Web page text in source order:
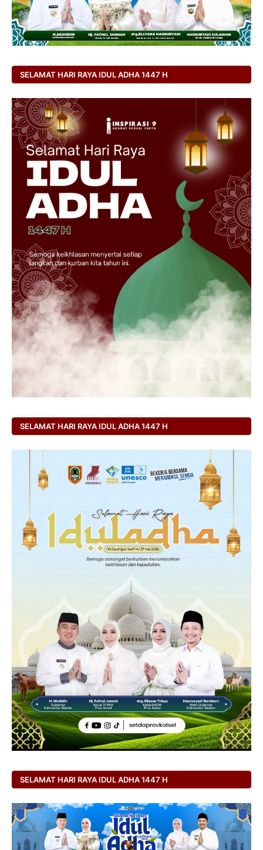
SELAMAT HARI RAYA IDUL ADHA 1447 H
SELAMAT HARI RAYA IDUL ADHA 1447 H
SELAMAT HARI RAYA IDUL ADHA 1447 H